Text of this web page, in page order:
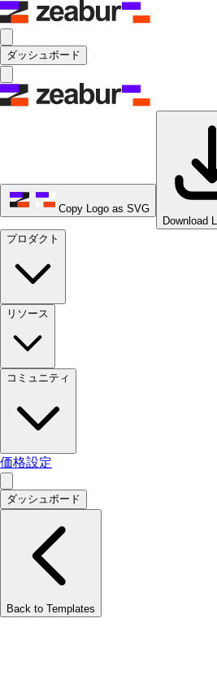
ダッシュボード
Copy Logo as SVG
Download
プロダクト
リソース
コミュニティ
価格設定
ダッシュボード
Back to Templates